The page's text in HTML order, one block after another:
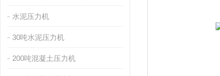
水泥压力机
30吨水泥压力机
200吨混凝土压力机